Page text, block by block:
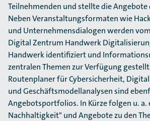
Teilnehmenden und stellte die Angebote
Neben Veranstaltungsformaten wie
und Unter­nehmens­dialogen werden
Digital Zentrum Handwerk
Handwerk identifiziert und
zentralen Themen zur Verfügung
Routenplaner für Cybersicherheit,
und Geschäftsmodell­analysen sind
Angebotsportfolios. In Kürze folgen u. a.
Nachhaltigkeit" und Angebote zu den